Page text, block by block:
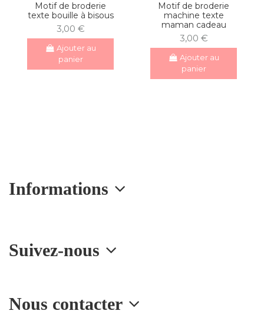
Motif de broderie
texte bouille à bisous
3,00 €
Ajouter au
panier
Motif de broderie
machine texte
maman cadeau
3,00 €
Ajouter au
panier
Nous contacter
Informations
Suivez-nous